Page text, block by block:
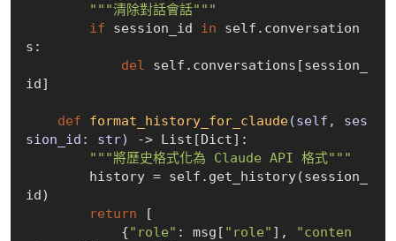
"""清除對話會話"""
if session_id in self.conversation
s:
del self.conversations[session_
id]
def format_history_for_claude(self, ses
sion_id: str)
-> List[Dict]:
"""將歷史格式化為 Claude API 格式"""
id)
return [
            {
"role" : msg[ "role" ],
"conten